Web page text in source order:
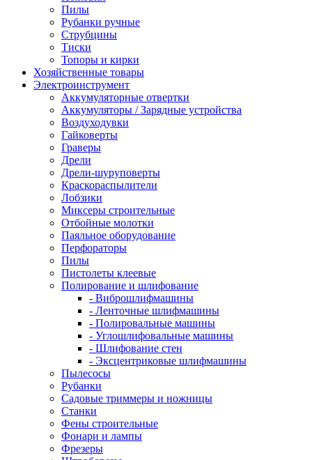
Пилы
Рубанки ручные
Струбцины
Тиски
Топоры и кирки
Хозяйственные товары
Электроинструмент
Аккумуляторные отвертки
Аккумуляторы / Зарядные устройства
Воздуходувки
Гайковерты
Граверы
Дрели
Дрели-шуруповерты
Краскораспылители
Лобзики
Миксеры строительные
Отбойные молотки
Паяльное оборудование
Перфораторы
Пилы
Пистолеты клеевые
Полирование и шлифование
- Виброшлифмашины
- Ленточные шлифмашины
- Полировальные машины
- Углошлифовальные машины
- Шлифование стен
- Эксцентриковые шлифмашины
Пылесосы
Рубанки
Садовые триммеры и ножницы
Станки
Фены строительные
Фонари и лампы
Фрезеры